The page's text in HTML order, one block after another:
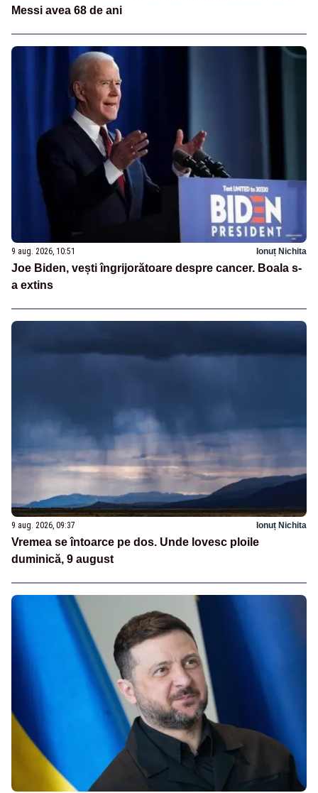
Messi avea 68 de ani
9 aug. 2026, 10:51 Ionuț Nichita
Joe Biden, vești îngrijorătoare despre cancer. Boala s-
a extins
9 aug. 2026, 09:37 Ionuț Nichita
Vremea se întoarce pe dos. Unde lovesc ploile
duminică, 9 august